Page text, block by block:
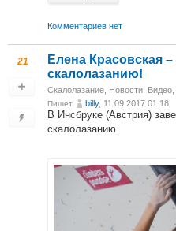
Комментариев нет
21
Елена Красовская
скалолазанию!
Скалолазание Новости Видео
Пишет billy, 11.09.2017 01:18
В Инсбруке (Австрия)
скалолазанию.